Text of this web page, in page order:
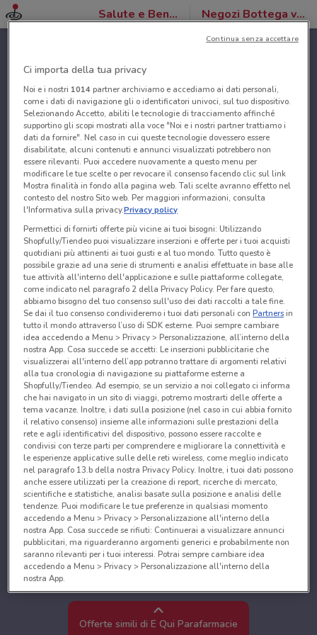
Salute e Benessere Negozi Bottega verde
Offerte simili di É Qui Parafarmacie
Ci importa della tua privacy
Noi e i nostri 1014partner archiviamo e accediamo ai dati personali,
come i dati di navigazione gli o identificatori univoci, sul tuo dispositivo.
Selezionando Accetto, abiliti le tecnologie di tracciamento affinché
supportino gli scopi mostrati alla voce "Noi e i nostri partner trattiamo i
dati da fornire". Nel caso in cui queste tecnologie dovessero essere
disabilitate, alcuni contenuti e annunci visualizzati potrebbero non
essere rilevanti. Puoi accedere nuovamente a questo menu per
modificare le tue scelte o per revocare il consenso facendo clic sul link
Mostra finalità in fondo alla pagina web. Tali scelte avranno effetto nel
contesto del nostro Sito web. Per maggiori informazioni, consulta
l'Informativa sulla privacy.Privacy policy
Permettici di fornirti offerte più vicine ai tuoi bisogni: Utilizzando
Shopfully/Tiendeo puoi visualizzare inserzioni e offerte per i tuoi acquisti
quotidiani più attinenti ai tuoi gusti e al tuo mondo. Tutto questo è
possibile grazie ad una serie di strumenti e analisi effettuate in base alle
tue attività all'interno dell'applicazione e sulle piattaforme collegate,
come indicato nel paragrafo 2 della Privacy Policy. Per fare questo,
abbiamo bisogno del tuo consenso sull'uso dei dati raccolti a tale fine.
Se dai il tuo consenso condivideremo i tuoi dati personali conPartnersin
tutto il mondo attraverso l’uso di SDK esterne. Puoi sempre cambiare
idea accedendo a Menu > Privacy > Personalizzazione, all’interno della
nostra App. Cosa succede se accetti: Le inserzioni pubblicitarie che
visualizzerai all'interno dell’app potranno trattare di argomenti relativi
alla tua cronologia di navigazione su piattaforme esterne a
Shopfully/Tiendeo. Ad esempio, se un servizio a noi collegato ci informa
che hai navigato in un sito di viaggi, potremo mostrarti delle offerte a
tema vacanze. Inoltre, i dati sulla posizione (nel caso in cui abbia fornito
il relativo consenso) insieme alle informazioni sulle prestazioni della
rete e agli identificativi del dispositivo, possono essere raccolte e
condivisi con terze parti per comprendere e migliorare la connettività e
le esperienze applicative sulle delle reti wireless, come meglio indicato
nel paragrafo 13.b della nostra Privacy Policy. Inoltre, i tuoi dati possono
anche essere utilizzati per la creazione di report, ricerche di mercato,
scientifiche e statistiche, analisi basate sulla posizione e analisi delle
tendenze. Puoi modificare le tue preferenze in qualsiasi momento
accedendo a Menu > Privacy > Personalizzazione all'interno della
nostra App. Cosa succede se rifiuti: Continuerai a visualizzare annunci
pubblicitari, ma riguarderanno argomenti generici e probabilmente non
saranno rilevanti per i tuoi interessi. Potrai sempre cambiare idea
accedendo a Menu > Privacy > Personalizzazione all'interno della
nostra App.
Noi e i nostri partner trattiamo i dati per fornire:
Utilizzare dati di geolocalizzazione precisi. Scansione attiva delle
caratteristiche del dispositivo ai fini dell’identificazione. Archiviare
Continua senza accettare